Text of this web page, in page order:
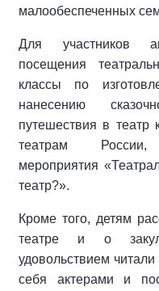
малообеспеченных
Для участников
посещения
классы по
нанесению
путешествия в театр
театрам России,
мероприятия
театр?».
Кроме того, детям
театре и о
удовольствием
себя актерами и